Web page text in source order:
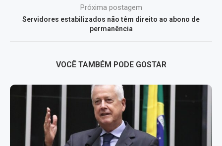
Próxima postagem
Servidores estabilizados não têm direito ao abono de
permanência
VOCÊ TAMBÉM PODE GOSTAR